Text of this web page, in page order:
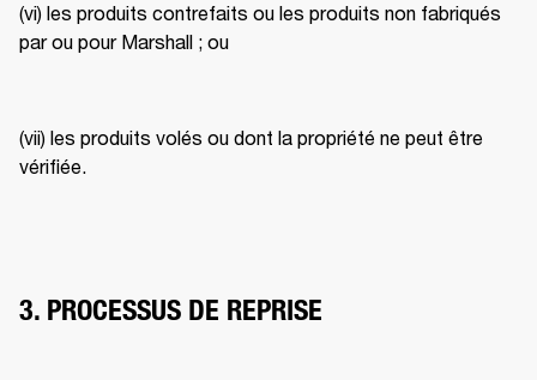
(vi) les produits contrefaits ou les produits non fabriqués
par ou pour Marshall ; ou
(vii) les produits volés ou dont la propriété ne peut être
vérifiée.
3. PROCESSUS DE REPRISE